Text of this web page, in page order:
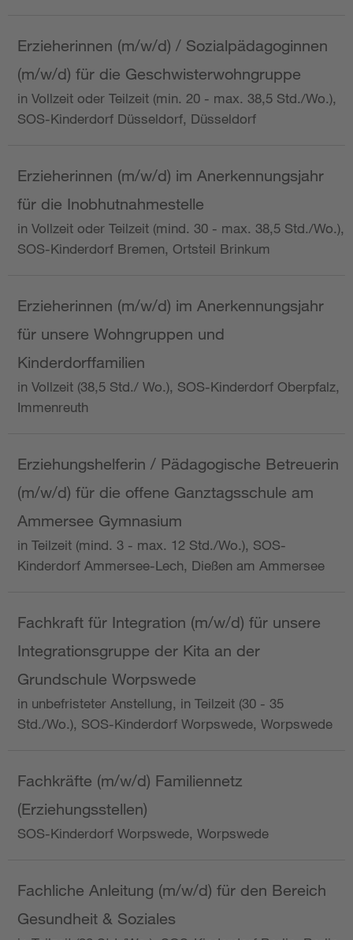
Erzieherinnen (m/w/d) / Sozialpädagoginnen
(m/w/d) für die Geschwisterwohngruppe
in Vollzeit oder Teilzeit (min. 20 - max. 38,5 Std./Wo.),
SOS-Kinderdorf Düsseldorf, Düsseldorf
Erzieherinnen (m/w/d) im Anerkennungsjahr
für die Inobhutnahmestelle
in Vollzeit oder Teilzeit (mind. 30 - max. 38,5 Std./Wo.),
SOS-Kinderdorf Bremen, Ortsteil Brinkum
Erzieherinnen (m/w/d) im Anerkennungsjahr
für unsere Wohngruppen und
Kinderdorffamilien
in Vollzeit (38,5 Std./ Wo.), SOS-Kinderdorf Oberpfalz,
Immenreuth
Erziehungshelferin / Pädagogische Betreuerin
(m/w/d) für die offene Ganztagsschule am
Ammersee Gymnasium
in Teilzeit (mind. 3 - max. 12 Std./Wo.), SOS-
Kinderdorf Ammersee-Lech, Dießen am Ammersee
Fachkraft für Integration (m/w/d) für unsere
Integrationsgruppe der Kita an der
Grundschule Worpswede
in unbefristeter Anstellung, in Teilzeit (30 - 35
Std./Wo.), SOS-Kinderdorf Worpswede, Worpswede
Fachkräfte (m/w/d) Familiennetz
(Erziehungsstellen)
SOS-Kinderdorf Worpswede, Worpswede
Fachliche Anleitung (m/w/d) für den Bereich
Gesundheit & Soziales